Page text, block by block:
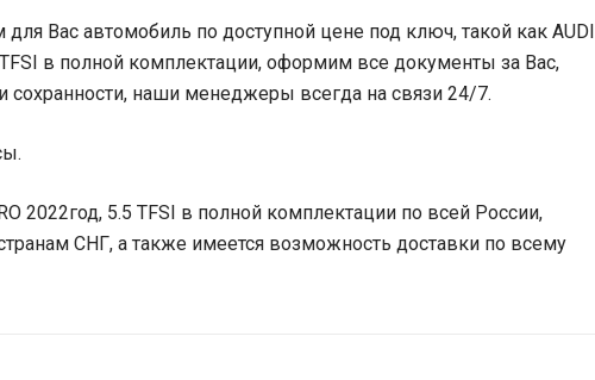
Вас автомобиль по доступной цене под ключ, такой как AUDI
TFSI в полной комплектации, оформим все документы за Вас,
сохранности, наши менеджеры всегда на связи 24/7.
2022год, 5.5 TFSI в полной комплектации по всей России,
СНГ, а также имеется возможность доставки по всему